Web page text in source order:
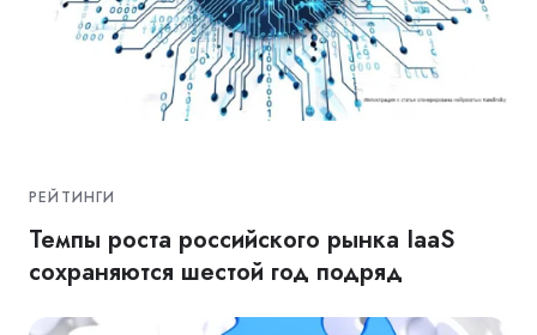
РЕЙТИНГИ
Темпы роста российского рынка IaaS
cохраняются шестой год подряд